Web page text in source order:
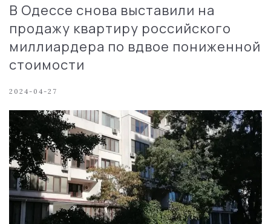
В Одессе снова выставили на
продажу квартиру российского
миллиардера по вдвое пониженной
стоимости
2024-04-27